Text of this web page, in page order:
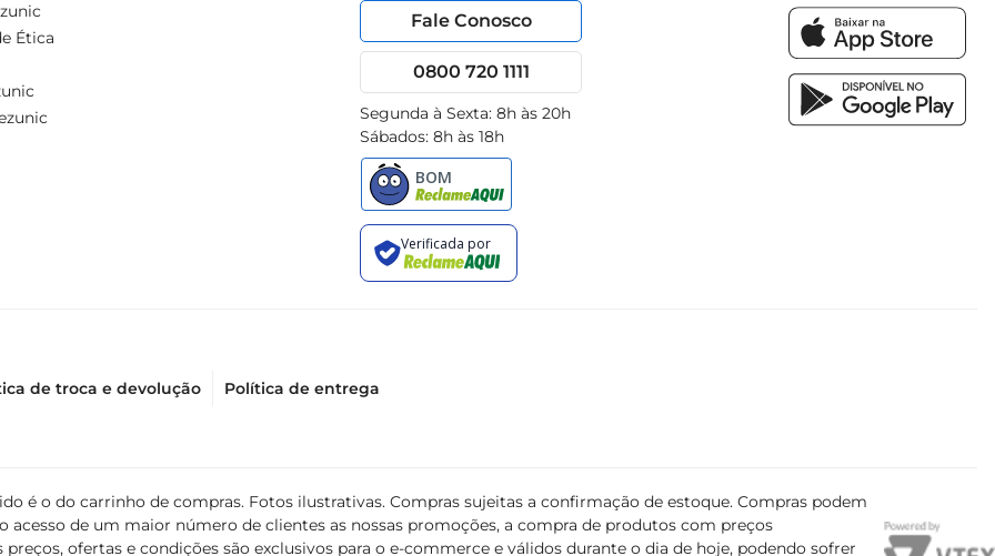
Ética
Fale Conosco
0800 720 1111
Segunda à Sexta: 8h às 20h
Sábados: 8h às 18h
de troca e devolução Política de entrega
é o do carrinho de compras. Fotos ilustrativas. Compras sujeitas a confirmação de estoque. Compras podem
acesso de um maior número de clientes as nossas promoções, a compra de produtos com preços
ofertas e condições são exclusivos para o e-commerce e válidos durante o dia de hoje, podendo sofrer